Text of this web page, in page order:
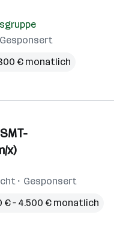
Gesponsert
€ monatlich
x)
Gesponsert
€ – 4.500 € monatlich